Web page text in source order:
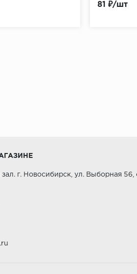
81 ₽/шт
г. Новосибирск, ул. Выборная 56,